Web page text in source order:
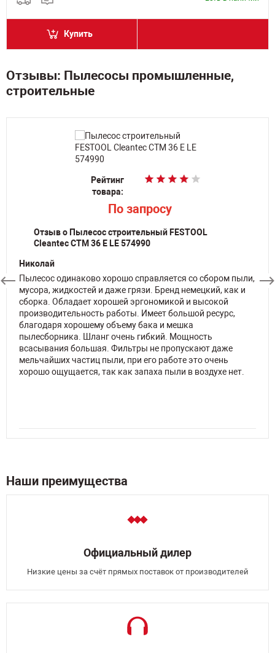
Купить
Отзывы: Пылесосы промышленные,
строительные
Рейтинг
товара:
По запросу
Отзыв о Пылесос строительный FESTOOL
Cleantec CTM 36 E LE 574990
Николай
Пылесос одинаково хорошо справляется со сбором пыли,
мусора, жидкостей и даже грязи. Бренд немецкий, как и
сборка. Обладает хорошей эргономикой и высокой
производительность работы. Имеет большой ресурс,
благодаря хорошему объему бака и мешка
пылесборника. Шланг очень гибкий. Мощность
всасывания большая. Фильтры не пропускают даже
мельчайших частиц пыли, при его работе это очень
хорошо ощущается, так как запаха пыли в воздухе нет.
Рейтинг
товара:
По запросу
Рейтинг
товара:
По запросу
Рейтинг
товара:
14 775p
Рейтинг
товара:
По запросу
Наши преимущества
Официальный дилер
Низкие цены за счёт прямых поставок от производителей